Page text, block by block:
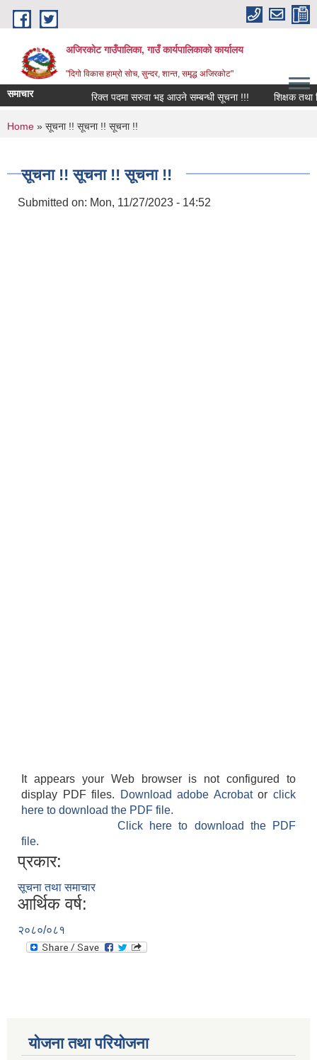
Skip to main content
अजिरकोट गाउँपालिका, गाउँ कार्यपालिकाको कार्यालय
"दिगो विकास हाम्रो सोच, सुन्दर, शान्त, समृद्ध अजिरकोट"
समाचार रिक्त पदमा सरुवा भइ आउने सम्बन्धी सूचना !!! शिक्षक तथा
You are here
Home » सूचना !! सूचना !! सूचना !!
सूचना !! सूचना !! सूचना !!
Submitted on: Mon, 11/27/2023 - 14:52
It appears your Web browser is not configured to
display PDF files.
Download adobe Acrobatorclick
here to download the PDF file.
Click here to download the PDF
file.
प्रकार:
सूचना तथा समाचार
आर्थिक वर्ष:
२०८०/०८१
योजना तथा परियोजना